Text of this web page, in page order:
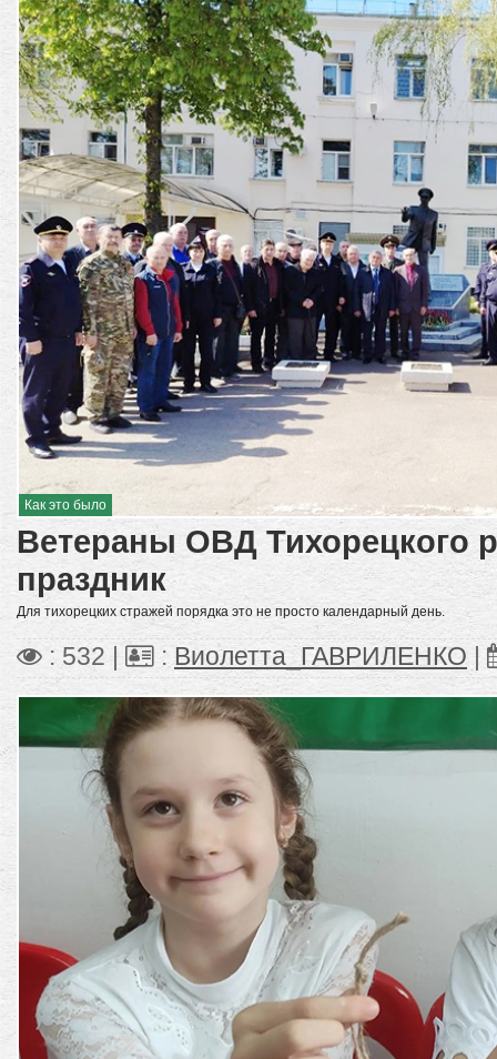
Как это было
Ветераны ОВД Тихорецкого
праздник
Для тихорецких стражей порядка это не просто календарный день.
: 532 | : Виолетта_ГАВРИЛЕНКО |